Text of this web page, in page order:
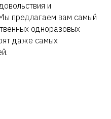
и
предлагаем вам самый
одноразовых
даже самых